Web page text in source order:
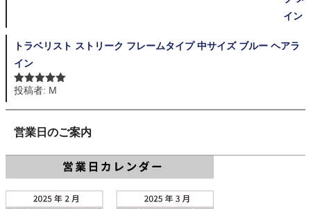
トラベリスト ストリーク フレームタイプ 中サイズ ブルー ヘアラ
イン
5段階中 5の
投稿者: M
営業日のご案内